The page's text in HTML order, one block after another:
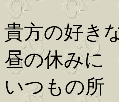
貴方の好き
昼の休みに
いつもの所